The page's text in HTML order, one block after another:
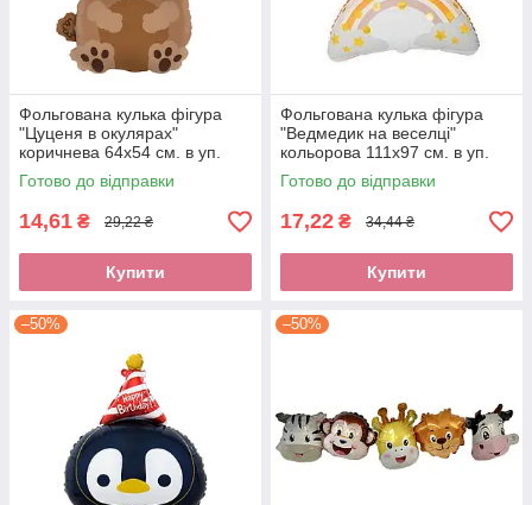
Фольгована кулька фігура
"Цуценя в окулярах"
коричнева 64х54 см. в уп.
(1шт.)
Готово до відправки
14,61 ₴ 29,22 ₴
Купити
Фольгована кулька фігура
"Ведмедик на веселці"
кольорова 111х97 см. в уп.
(1шт.)
Готово до відправки
17,22 ₴ 34,44 ₴
Купити
–50% –50%